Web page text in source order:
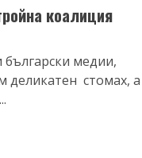
коалиция
български медии,
деликатен стомах, а